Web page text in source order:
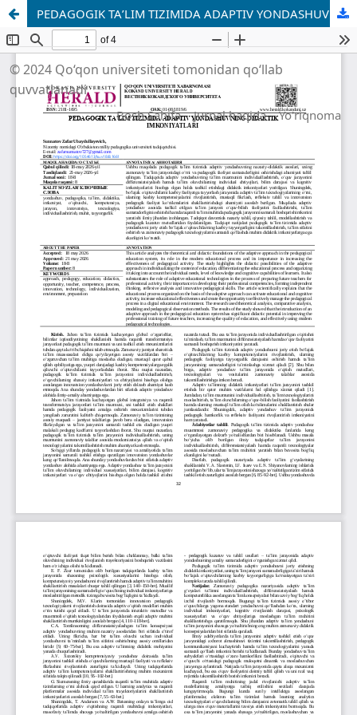
PEDAGOGIK TAʼLIM TIZIMIDA ADAPTIV YONDASHUVNING DIDAKTIK IMKONIYATLARI
© 2024 Qo‘qon universiteti tomonidan qo‘llab
quvvatlanadi
Bosh Sahifa Jurnal haqida Yo'riqnoma